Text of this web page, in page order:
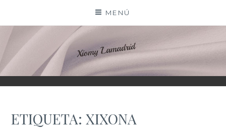
contenido
MENÚ
XIOMY LAMADRID
ETIQUETA:XIXONA